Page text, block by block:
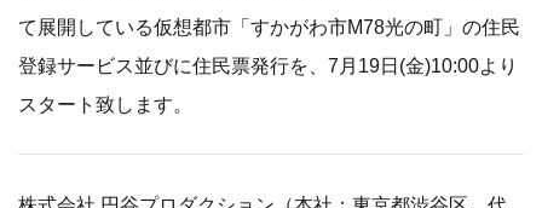
て展開している仮想都市「すかがわ市M78光の町」の住民
登録サービス並びに住民票発行を、7月19日(金)10:00より
スタート致します。